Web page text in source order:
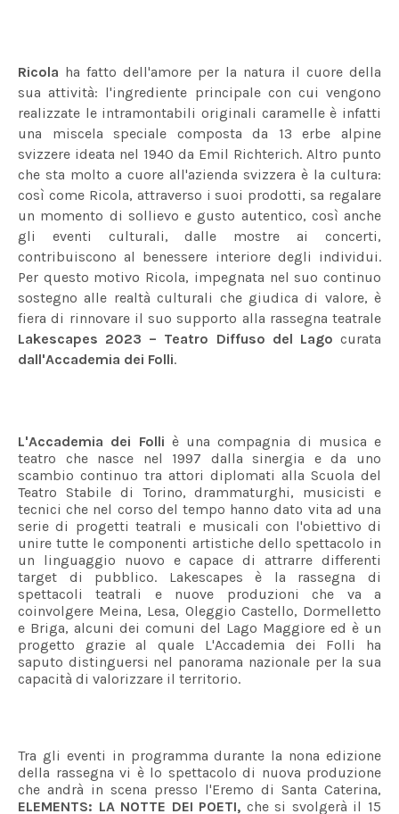
Ricola ha fatto dell'amore per la natura il cuore della
sua attività: l'ingrediente principale con cui vengono
realizzate le intramontabili originali caramelle è infatti
una miscela speciale composta da 13 erbe alpine
svizzere ideata nel 1940 da Emil Richterich. Altro punto
che sta molto a cuore all'azienda svizzera è la cultura:
così come Ricola, attraverso i suoi prodotti, sa regalare
un momento di sollievo e gusto autentico, così anche
gli eventi culturali, dalle mostre ai concerti,
contribuiscono al benessere interiore degli individui.
Per questo motivo Ricola, impegnata nel suo continuo
sostegno alle realtà culturali che giudica di valore, è
fiera di rinnovare il suo supporto alla rassegna teatrale
Lakescapes 2023 – Teatro Diffuso del Lago curata
dall'Accademia dei Folli.
L'Accademia dei Folli è una compagnia di musica e
teatro che nasce nel 1997 dalla sinergia e da uno
scambio continuo tra attori diplomati alla Scuola del
Teatro Stabile di Torino, drammaturghi, musicisti e
tecnici che nel corso del tempo hanno dato vita ad una
serie di progetti teatrali e musicali con l'obiettivo di
unire tutte le componenti artistiche dello spettacolo in
un linguaggio nuovo e capace di attrarre differenti
target di pubblico. Lakescapes è la rassegna di
spettacoli teatrali e nuove produzioni che va a
coinvolgere Meina, Lesa, Oleggio Castello, Dormelletto
e Briga, alcuni dei comuni del Lago Maggiore ed è un
progetto grazie al quale L'Accademia dei Folli ha
saputo distinguersi nel panorama nazionale per la sua
capacità di valorizzare il territorio.
Tra gli eventi in programma durante la nona edizione
della rassegna vi è lo spettacolo di nuova produzione
che andrà in scena presso l'Eremo di Santa Caterina,
ELEMENTS: LA NOTTE DEI POETI, che si svolgerà il 15